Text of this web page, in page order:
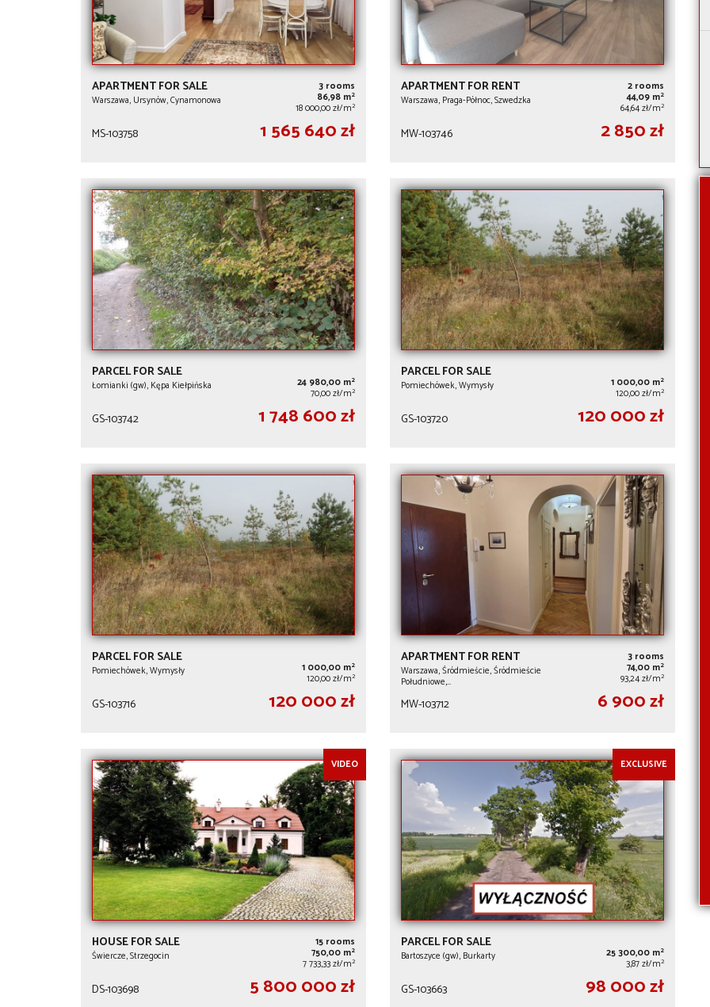
APARTMENT FOR SALE
Warszawa, Ursynów, Cynamonowa
3 rooms
86,98 m2
18 000,00 zł/m2
MS-103758 1 565 640 zł
APARTMENT FOR RENT
Warszawa, Praga-Północ, Szwedzka
2 rooms
44,09 m2
64,64 zł/m2
MW-103746 2 850 zł
PARCEL FOR SALE
Łomianki (gw), Kępa Kiełpińska 24 980,00 m2
70,00 zł/m2
GS-103742 1 748 600 zł
PARCEL FOR SALE
Pomiechówek, Wymysły 1 000,00 m2
120,00 zł/m2
GS-103720 120 000 zł
PARCEL FOR SALE
Pomiechówek, Wymysły 1 000,00 m2
120,00 zł/m2
GS-103716 120 000 zł
APARTMENT FOR RENT
Warszawa, Śródmieście, Śródmieście
Południowe,…
3 rooms
74,00 m2
93,24 zł/m2
MW-103712 6 900 zł
VIDEO
HOUSE FOR SALE
Świercze, Strzegocin
15 rooms
750,00 m2
7 733,33 zł/m2
DS-103698 5 800 000 zł
EXCLUSIVE
PARCEL FOR SALE
Bartoszyce (gw), Burkarty 25 300,00 m2
3,87 zł/m2
GS-103663 98 000 zł